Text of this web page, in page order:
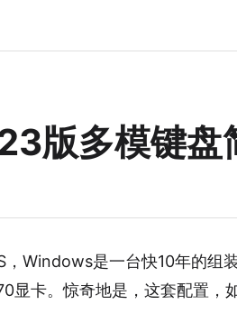
版多模键盘
Windows是一台快10年的组
显卡。惊奇地是，这套配置，